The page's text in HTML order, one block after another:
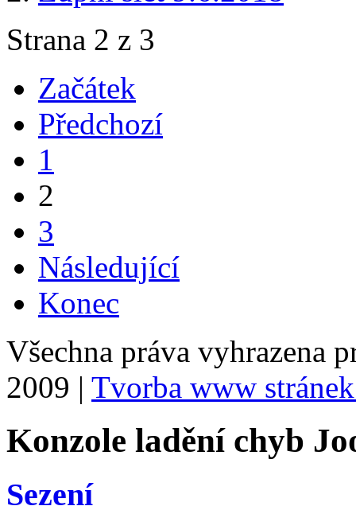
Strana 2 z 3
Začátek
Předchozí
1
2
3
Následující
Konec
Všechna práva vyhrazena
2009 | Tvorba www
Konzole ladění chyb
Sezení